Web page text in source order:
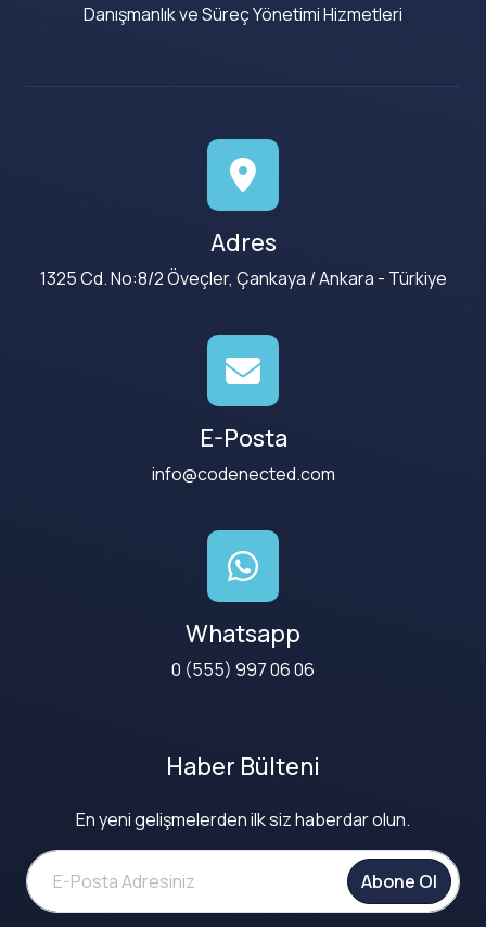
Danışmanlık ve Süreç Yönetimi Hizmetleri
Adres
1325 Cd. No:8/2 Öveçler, Çankaya / Ankara - Türkiye
E-Posta
info@codenected.com
Whatsapp
0 (555) 997 06 06
Haber Bülteni
En yeni gelişmelerden ilk siz haberdar olun.
Abone Ol